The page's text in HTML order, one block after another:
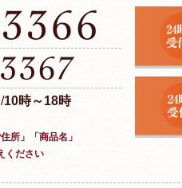
10時～18時
所」「商品名」
ください